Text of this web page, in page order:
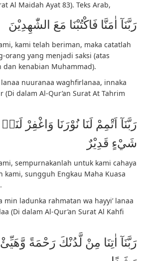
Al Maidah Ayat 83). Teks Arab,
رَبَّنَآ اٰمَنَّا فَاكْتُبْنَا مَعَ الشّٰهِدِيْنَ
kami telah beriman, maka catatlah
orang yang menjadi saksi (atas
dan kenabian Muhammad).
nuuranaa waghfirlanaa, innaka
(Di dalam Al-Qur’an Surat At Tahrim
رَبَّنَآ اَتْمِمْ لَنَا نُوْرَنَا وَاغْفِرْ
شَيْءٍ قَدِيْرٌ
sempurnakanlah untuk kami cahaya
kami, sungguh Engkau Maha Kuasa
min ladunka rahmatan wa hayyi’ lanaa
(Di dalam Al-Qur’an Surat Al Kahfi
رَبَّنَآ اٰتِنَا مِنْ لَّدُنْكَ رَحْمَةً وَّهَيِّئْ